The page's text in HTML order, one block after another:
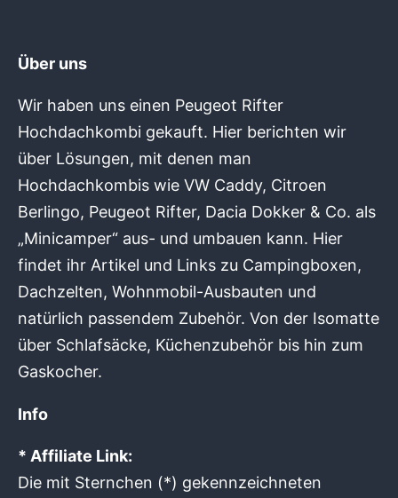
Über uns
Wir haben uns einen Peugeot Rifter
Hochdachkombi gekauft. Hier berichten wir
über Lösungen, mit denen man
Hochdachkombis wie VW Caddy, Citroen
Berlingo, Peugeot Rifter, Dacia Dokker & Co. als
„Minicamper“ aus- und umbauen kann. Hier
findet ihr Artikel und Links zu Campingboxen,
Dachzelten, Wohnmobil-Ausbauten und
natürlich passendem Zubehör. Von der Isomatte
über Schlafsäcke, Küchenzubehör bis hin zum
Gaskocher.
Info
* Affiliate Link:
Die mit Sternchen (*) gekennzeichneten